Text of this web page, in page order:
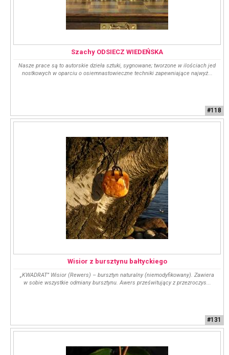
Szachy ODSIECZ WIEDEŃSKA
Nasze prace są to autorskie dzieła sztuki, sygnowane; tworzone w ilościach jed
nostkowych w oparciu o osiemnastowieczne techniki zapewniające najwyż...
#118
Wisior z bursztynu bałtyckiego
„KWADRAT” Wisior (Rewers) – bursztyn naturalny (niemodyfikowany). Zawiera
w sobie wszystkie odmiany bursztynu. Awers prześwitujący z przezroczys...
#131